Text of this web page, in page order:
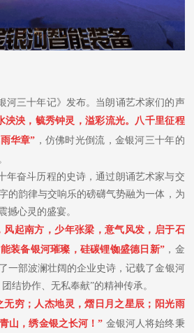
三十年记》发布。当朗诵艺术家们的声
泱泱，毓秀钟灵，溢彩流光。八千里征程
华章” ，仿佛时光倒流，金银河三十年的
奋斗历程的史诗，通过朗诵艺术家与交
的韵律与交响乐的磅礴气势融为一体，为
撼心灵的盛宴。
风起南方，少年张梁，意气风发，启于石
装备银河璀璨，硅碳锂铷盛德日新” ，金
一部波澜壮阔的企业史诗，记载了金银河
结协作、无私奉献”的精神传承。
穷；人杰地灵，熠日月之星辰；阳光雨
山，绣金银之长河！” 金银河人将始终秉